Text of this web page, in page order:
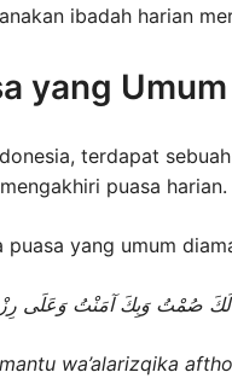
ibadah harian
yang
terdapat
puasa harian.
yang umum
لَكَ صُمْتُ وَبِكَ آمَنْتُ وَعَلَى
wa’alarizqika